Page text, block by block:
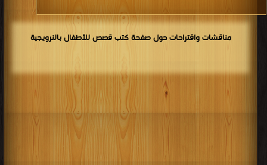
مناقشات واقتراحات حول صفحة كتب قصص للأطفال بالنرويجية